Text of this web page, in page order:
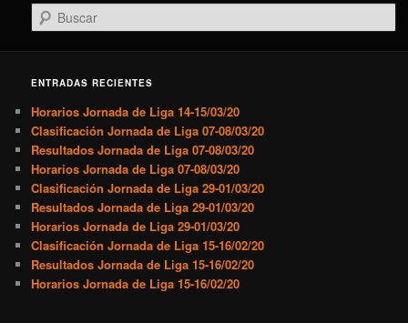
Buscar
ENTRADAS RECIENTES
Horarios Jornada de Liga 14-15/03/20
Clasificación Jornada de Liga 07-08/03/20
Resultados Jornada de Liga 07-08/03/20
Horarios Jornada de Liga 07-08/03/20
Clasificación Jornada de Liga 29-01/03/20
Resultados Jornada de Liga 29-01/03/20
Horarios Jornada de Liga 29-01/03/20
Clasificación Jornada de Liga 15-16/02/20
Resultados Jornada de Liga 15-16/02/20
Horarios Jornada de Liga 15-16/02/20